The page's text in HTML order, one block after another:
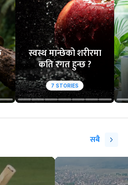
स्वस्थ मान्छेको शरीरमा
कति रगत हुन्छ ?
7 STORIES
सबै